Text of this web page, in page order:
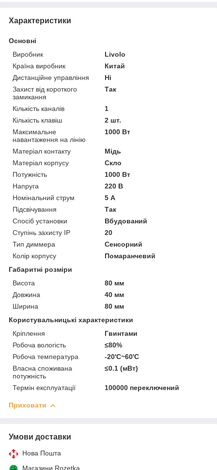
Характеристики
Основні
Виробник
Livolo
Країна виробник
Китай
Дистанційне управління
Ні
Захист від короткого
замикання
Так
Кількість каналів
1
Кількість клавіш
2 шт.
Максимальне
навантаження на лінію
1000 Вт
Матеріал контакту
Мідь
Матеріал корпусу
Скло
Потужність
1000 Вт
Напруга
220 В
Номінальний струм
5 А
Підсвічування
Так
Спосіб установки
Вбудований
Ступінь захисту IP
20
Тип диммера
Сенсорний
Колір корпусу
Помаранчевий
Габаритні розміри
Висота
80 мм
Довжина
40 мм
Ширина
80 мм
Користувальницькі характеристики
Кріплення
Гвинтами
Робоча вологість
≤80%
Робоча температура
-20'C~60'C
Власна споживана
потужність
≤0.1 (мВт)
Термін експлуатації 100000 переключений
Приховати
Умови доставки
Нова Пошта
Магазини Rozetka